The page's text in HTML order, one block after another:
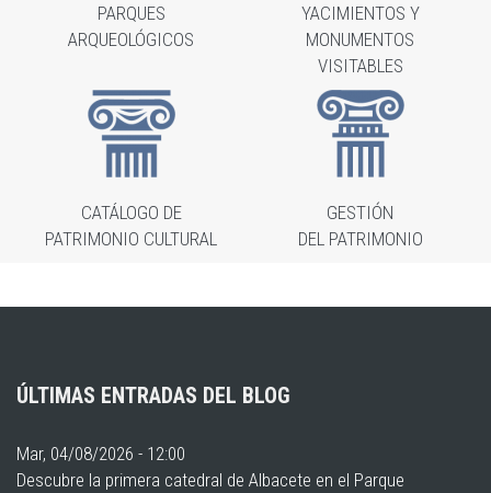
PARQUES
ARQUEOLÓGICOS
YACIMIENTOS Y
MONUMENTOS
VISITABLES
CATÁLOGO DE
PATRIMONIO CULTURAL
GESTIÓN
DEL PATRIMONIO
ÚLTIMAS ENTRADAS DEL BLOG
Mar, 04/08/2026 - 12:00
Descubre la primera catedral de Albacete en el Parque